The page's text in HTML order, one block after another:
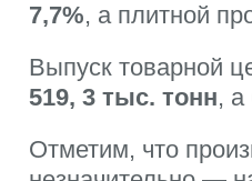
7,7%, а плитной
Выпуск товарной
519, 3 тыс. тонн,
Отметим, что